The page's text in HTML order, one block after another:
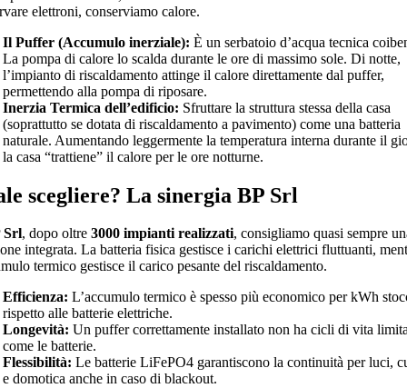
elettroni, conserviamo calore.
Il Puffer (Accumulo inerziale): È un serbatoio d’acqua tecnica
La pompa di calore lo scalda durante le ore di massimo sole. Di notte,
l’impianto di riscaldamento attinge il calore direttamente dal puffer,
permettendo alla pompa di riposare.
Inerzia Termica dell’edificio: Sfruttare la struttura stessa della casa
(soprattutto se dotata di riscaldamento a pavimento) come una batteria
naturale. Aumentando leggermente la temperatura interna durante il
la casa “trattiene” il calore per le ore notturne.
scegliere? La sinergia BP Srl
Srl, dopo oltre 3000 impianti realizzati, consigliamo quasi sempre
integrata. La batteria fisica gestisce i carichi elettrici fluttuanti,
termico gestisce il carico pesante del riscaldamento.
Efficienza: L’accumulo termico è spesso più economico per kWh
rispetto alle batterie elettriche.
Longevità: Un puffer correttamente installato non ha cicli di vita
come le batterie.
Flessibilità: Le batterie LiFePO4 garantiscono la continuità per luci,
e domotica anche in caso di blackout.